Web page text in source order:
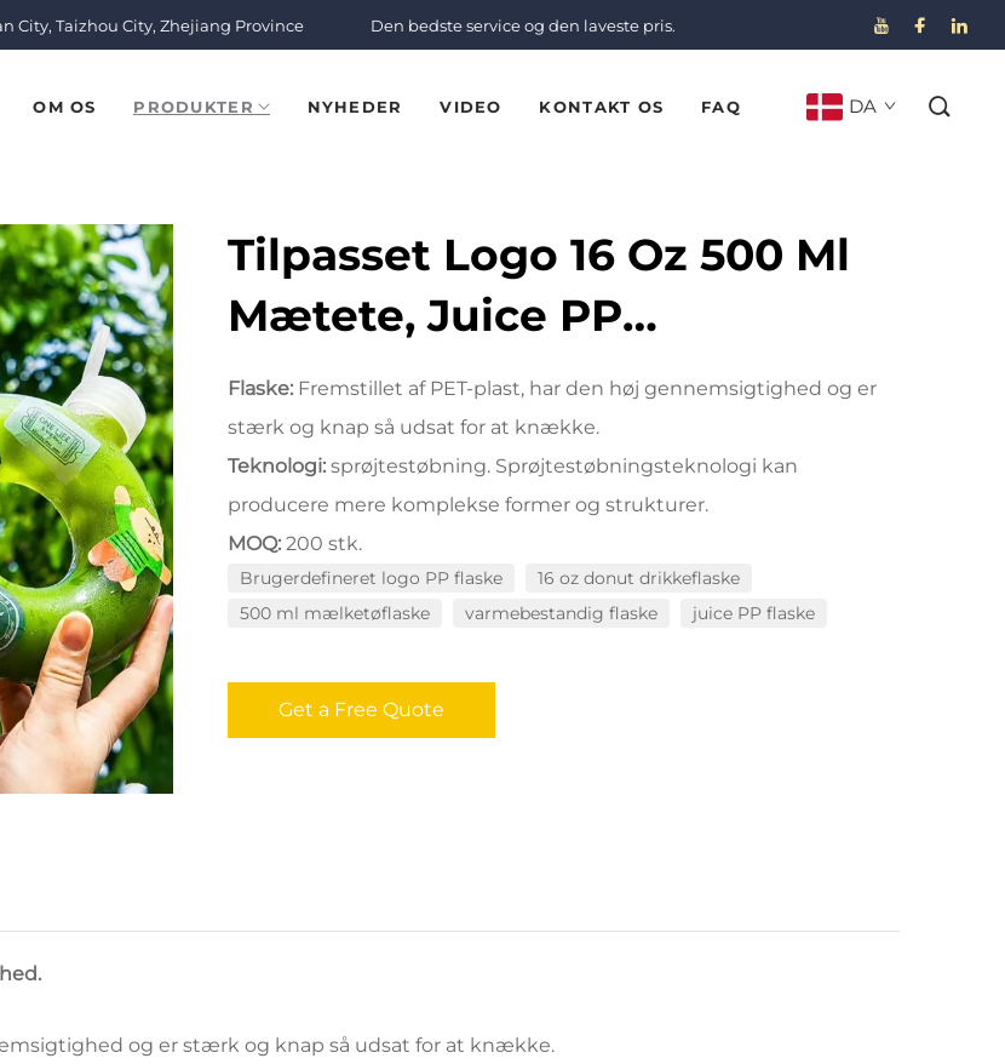
City, Taizhou City, Zhejiang Province Den bedste service og den laveste pris.
OM OS PRODUKTER NYHEDER VIDEO KONTAKT OS FAQ DA
Tilpasset Logo 16 Oz 500 Ml
Mætete, Juice PP
Drikkeflaske Med Høj
Temperaturmodstand,
Donutflaske
Flaske: Fremstillet af PET-plast, har den høj gennemsigtighed og er
stærk og knap så udsat for at knække.
Teknologi: sprøjtestøbning. Sprøjtestøbningsteknologi kan
producere mere komplekse former og strukturer.
MOQ: 200 stk.
Brugerdefineret logo PP flaske
16 oz donut drikkeflaske
500 ml mælketøflaske
varmebestandig flaske juice PP flaske
Get a Free Quote
og er stærk og knap så udsat for at knække.